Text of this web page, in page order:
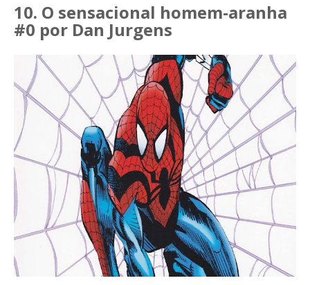
10. O sensacional homem-aranha
#0 por Dan Jurgens